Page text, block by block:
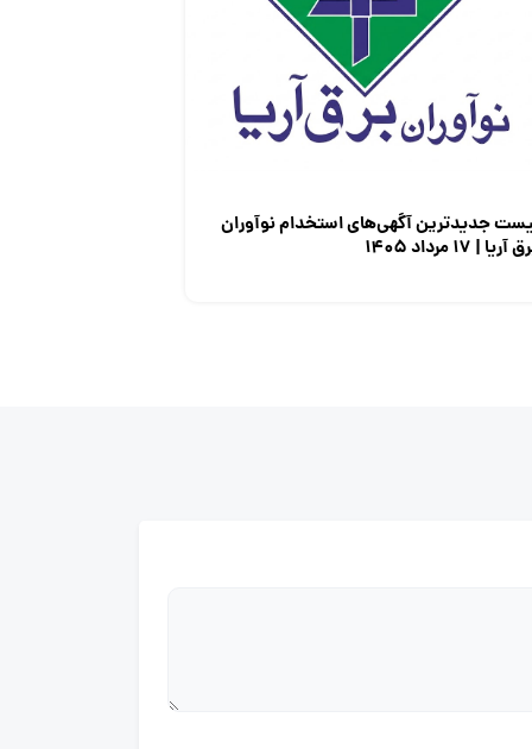
جدیدترین آگهی‌های استخدام نوآوران
آریا | ۱۷ مرداد ۱۴۰۵